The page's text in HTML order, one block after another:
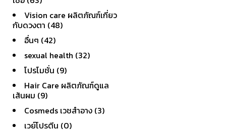
Vision care ผลิตภัณฑ์เกี่ยว
กับดวงตา (48)
อื่นๆ (42)
sexual health (32)
โปรโมชั่น (9)
Hair Care ผลิตภัณฑ์ดูแล
เส้นผม (9)
Cosmeds เวชสําอาง (3)
เวย์โปรตีน (0)